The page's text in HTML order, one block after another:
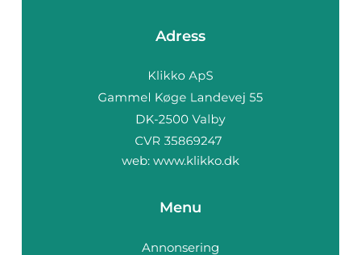
Adress
web: www.klikko.dk
Menu
Annonsering